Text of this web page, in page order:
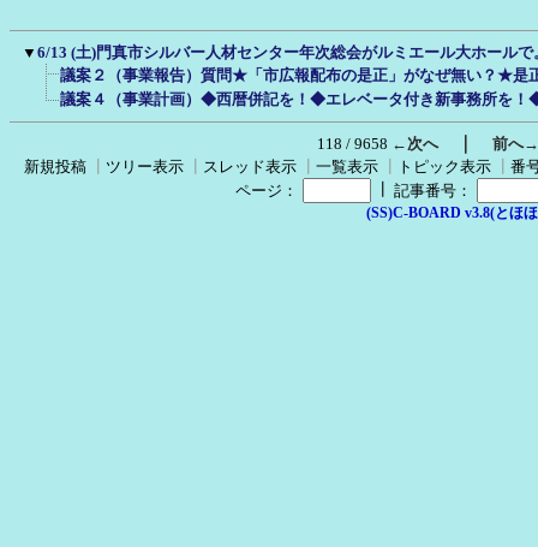
▼ 6/13 (土)門真市シルバー人材センター年次総会がルミエール大ホールで
議案２（事業報告）質問★「市広報配布の是正」がなぜ無い？★是
議案４（事業計画）◆西暦併記を！◆エレベータ付き新事務所を！
118 / 9658 ←次へ｜ 前へ→
新規投稿
ツリー表示 スレッド表示 一覧表示 トピック表示
番
ページ：
記事番号：
(SS)C-BOARD v3.8(とほ